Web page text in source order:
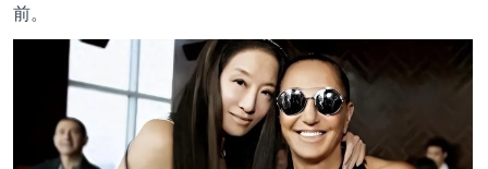
前。